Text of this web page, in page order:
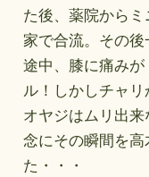
た後、薬院から
家で合流。その
途中、膝に痛み
ル！しかしチャ
オヤジはムリ出
念にその瞬間を
た・・・